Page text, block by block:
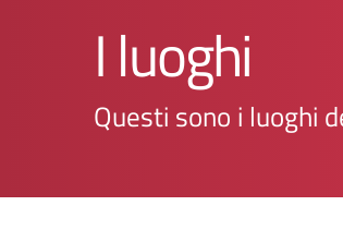
I luoghi
Questi sono i luoghi